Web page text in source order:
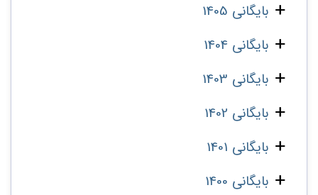
بایگانی 1405
بایگانی 1404
بایگانی 1403
بایگانی 1402
بایگانی 1401
بایگانی 1400